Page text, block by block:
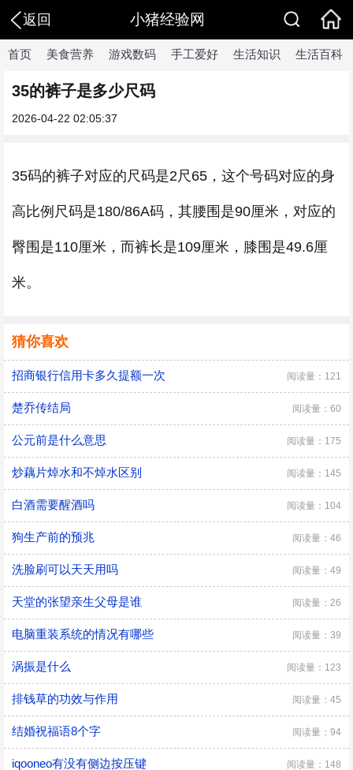
返回 小猪经验网
首页 美食营养 游戏数码 手工爱好 生活知识 生活百科
35的裤子是多少尺码
2026-04-22 02:05:37
35码的裤子对应的尺码是2尺65，这个号码对应的身
高比例尺码是180/86A码，其腰围是90厘米，对应的
臀围是110厘米，而裤长是109厘米，膝围是49.6厘
米。
猜你喜欢
招商银行信用卡多久提额一次 阅读量：121
楚乔传结局 阅读量：60
公元前是什么意思 阅读量：175
炒藕片焯水和不焯水区别 阅读量：145
白酒需要醒酒吗 阅读量：104
狗生产前的预兆 阅读量：46
洗脸刷可以天天用吗 阅读量：49
天堂的张望亲生父母是谁 阅读量：26
电脑重装系统的情况有哪些 阅读量：39
涡振是什么 阅读量：123
排钱草的功效与作用 阅读量：45
结婚祝福语8个字 阅读量：94
iqooneo有没有侧边按压键 阅读量：148